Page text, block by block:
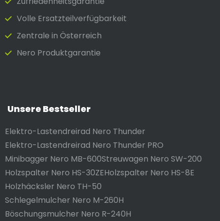
Volle Ersatzteilverfügbarkeit
Zentrale in Österreich
Nero Produktgarantie
Unsere Bestseller
Elektro-Lastendreirad Nero Thunder
Elektro-Lastendreirad Nero Thunder PRO
Minibagger Nero MB-600Streuwagen Nero SW-200
Holzspalter Nero HS-30ZEHolzspalter Nero HS-8E
Holzhäcksler Nero TH-50
Schlegelmulcher Nero M-260H
Böschungsmulcher Nero R-240H